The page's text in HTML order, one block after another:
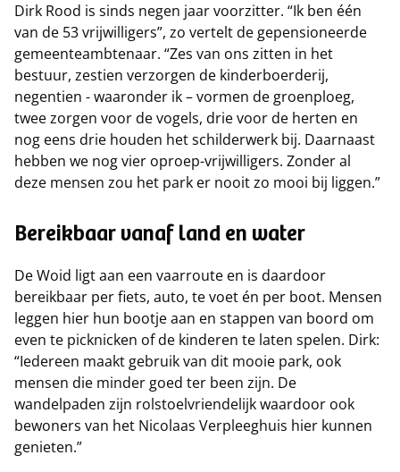
Dirk Rood is sinds negen jaar voorzitter. “Ik ben één
van de 53 vrijwilligers”, zo vertelt de gepensioneerde
gemeenteambtenaar. “Zes van ons zitten in het
bestuur, zestien verzorgen de kinderboerderij,
negentien - waaronder ik – vormen de groenploeg,
twee zorgen voor de vogels, drie voor de herten en
nog eens drie houden het schilderwerk bij. Daarnaast
hebben we nog vier oproep-vrijwilligers. Zonder al
deze mensen zou het park er nooit zo mooi bij liggen.”
Bereikbaar vanaf land en water
De Woid ligt aan een vaarroute en is daardoor
bereikbaar per fiets, auto, te voet én per boot. Mensen
leggen hier hun bootje aan en stappen van boord om
even te picknicken of de kinderen te laten spelen. Dirk:
“Iedereen maakt gebruik van dit mooie park, ook
mensen die minder goed ter been zijn. De
wandelpaden zijn rolstoelvriendelijk waardoor ook
bewoners van het Nicolaas Verpleeghuis hier kunnen
genieten.”